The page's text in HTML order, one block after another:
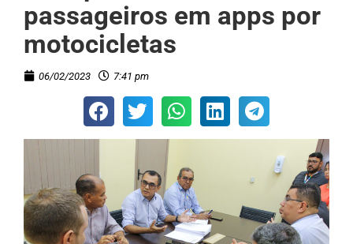
passageiros em apps por
motocicletas
06/02/2023 7:41 pm